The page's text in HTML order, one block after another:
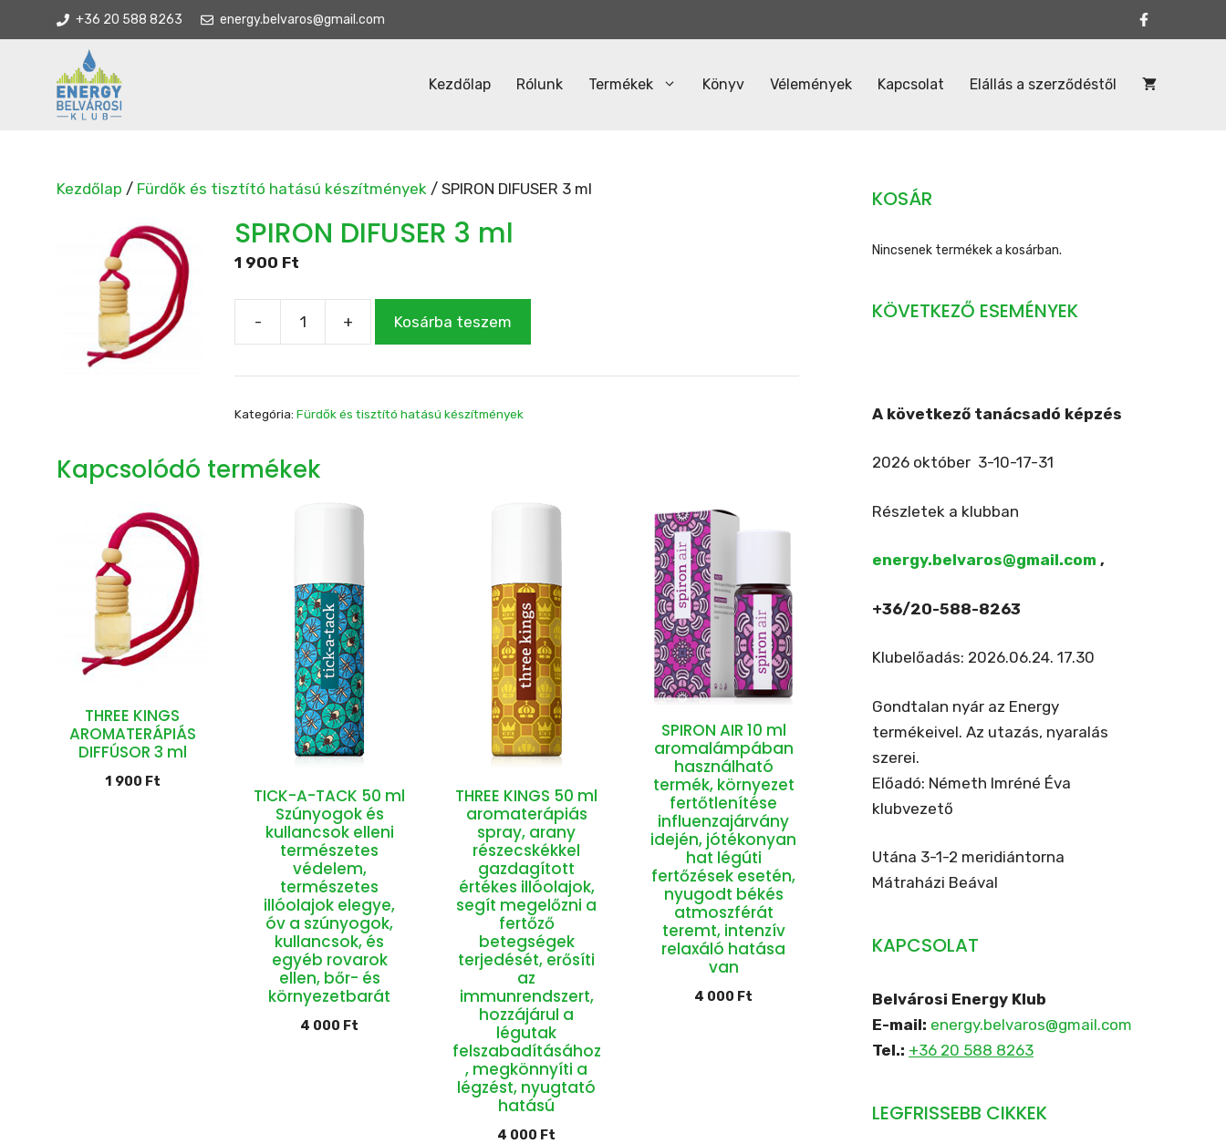
a
tartalomba
+36 20 588 8263 energy.belvaros@gmail.com
Kezdőlap Rólunk Termékek Könyv Vélemények Kapcsolat Elállás a szerződéstől
Kezdőlap / Fürdők és tisztító hatású készítmények / SPIRON DIFUSER 3 ml
SPIRON DIFUSER 3 ml
1 900 Ft
-
ml
+ Kosárba teszem
Kategória:Fürdők és tisztító hatású készítmények
Kapcsolódó termékek
THREE KINGS
AROMATERÁPIÁS
DIFFÚSOR 3 ml
1 900 Ft
TICK-A-TACK 50 ml
Szúnyogok és
kullancsok elleni
természetes
védelem,
természetes
illóolajok elegye,
óv a szúnyogok,
kullancsok, és
egyéb rovarok
ellen, bőr- és
környezetbarát
4 000 Ft
THREE KINGS 50 ml
aromaterápiás
spray, arany
részecskékkel
gazdagított
értékes illóolajok,
segít megelőzni a
fertőző
betegségek
terjedését, erősíti
az
immunrendszert,
hozzájárul a
légutak
felszabadításához
, megkönnyíti a
légzést, nyugtató
hatású
4 000 Ft
SPIRON AIR 10 ml
aromalámpában
használható
termék, környezet
fertőtlenítése
influenzajárvány
idején, jótékonyan
hat légúti
fertőzések esetén,
nyugodt békés
atmoszférát
teremt, intenzív
relaxáló hatása
van
4 000 Ft
KOSÁR
Nincsenek termékek a kosárban.
KÖVETKEZŐ ESEMÉNYEK
A következő tanácsadó képzés
2026 október 3-10-17-31
Részletek a klubban
energy.belvaros@gmail.com ,
+36/20-588-8263
Klubelőadás: 2026.06.24. 17.30
Gondtalan nyár az Energy
termékeivel. Az utazás, nyaralás
szerei.
Előadó: Németh Imréné Éva
klubvezető
Utána 3-1-2 meridiántorna
Mátraházi Beával
KAPCSOLAT
Belvárosi Energy Klub
E-mail: energy.belvaros@gmail.com
Tel.: +36 20 588 8263
LEGFRISSEBB CIKKEK